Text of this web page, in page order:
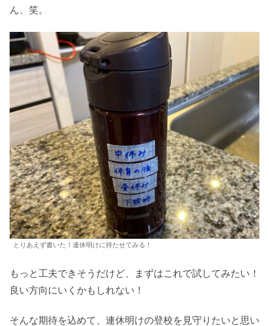
ん、笑。
とりあえず書いた！連休明けに持たせてみる！
もっと工夫できそうだけど、まずはこれで試してみたい！
良い方向にいくかもしれない！
そんな期待を込めて、連休明けの登校を見守りたいと思い